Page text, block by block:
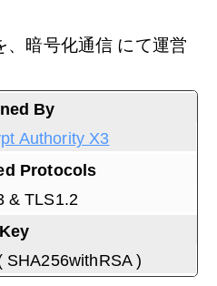
、暗号化通信 にて運営
By
Authority X3
Protocols
& TLS1.2
Key
SHA256withRSA )